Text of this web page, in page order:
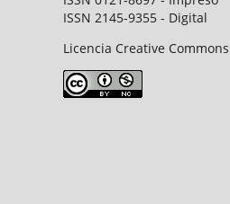
ISSN 2145-9355 - Digital
Licencia Creative